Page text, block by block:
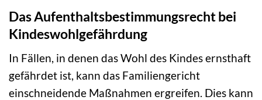
Das Aufenthaltsbestimmungsrecht bei
Kindeswohlgefährdung
In Fällen, in denen das Wohl des Kindes ernsthaft
gefährdet ist, kann das Familiengericht
einschneidende Maßnahmen ergreifen. Dies kann